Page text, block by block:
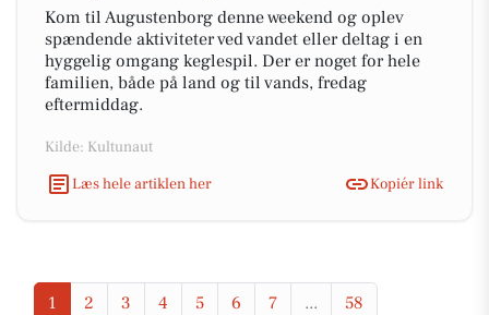
Kom til Augustenborg denne weekend og oplev
spændende aktiviteter ved vandet eller deltag i en
hyggelig omgang keglespil. Der er noget for hele
familien, både på land og til vands, fredag
eftermiddag.
Kilde: Kultunaut
Læs hele artiklen her
Kopiér link
1 2 3 4 5 6 7 ... 58